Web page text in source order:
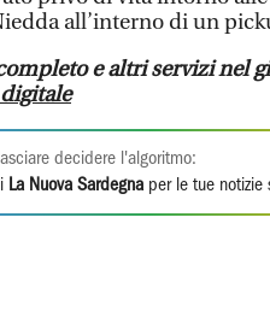
all’interno di un
e altri servizi nel
decidere l'algoritmo:
La Nuova Sardegna per le tue notizie